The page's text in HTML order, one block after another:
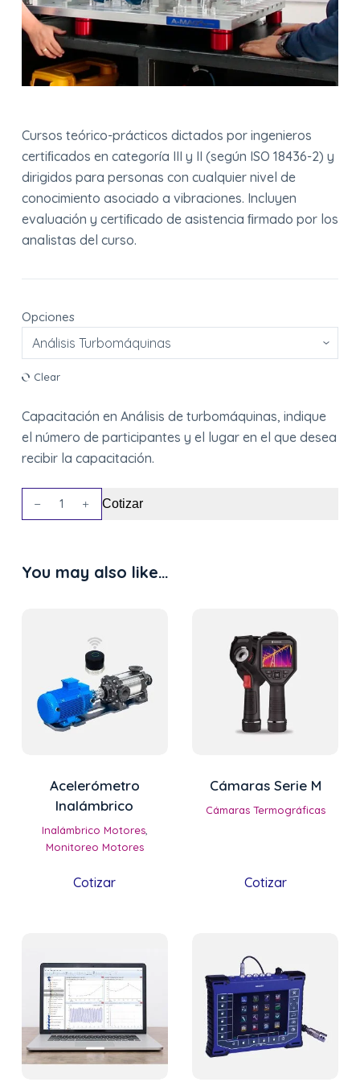
Cursos teórico-prácticos dictados por ingenieros
certiﬁcados en categoría III y II (según ISO 18436-2) y
dirigidos para personas con cualquier nivel de
conocimiento asociado a vibraciones. Incluyen
evaluación y certiﬁcado de asistencia ﬁrmado por los
analistas del curso.
Opciones
Clear
Capacitación en Análisis de turbomáquinas, indique
el número de participantes y el lugar en el que desea
recibir la capacitación.
CapacitacionesCotizar
You may also like…
Acelerómetro
Inalámbrico
Inalámbrico Motores,
Monitoreo Motores
Cotizar
Cámaras Serie M
Cámaras Termográficas
Cotizar